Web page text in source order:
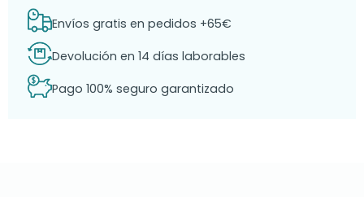
Envíos gratis en pedidos +65€
Devolución en 14 días laborables
Pago 100% seguro garantizado